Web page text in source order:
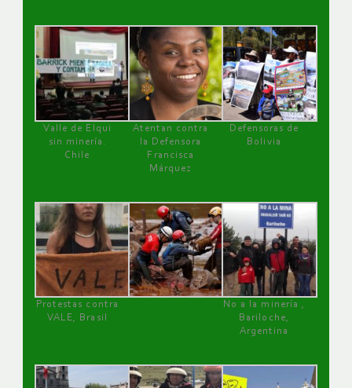
Valle de Elqui
sin minería.
Chile
Atentan contra
la Defensora
Francisca
Márquez
Defensoras de
Bolivia
Protestas contra
VALE, Brasil
No a la minería ,
Bariloche,
Argentina